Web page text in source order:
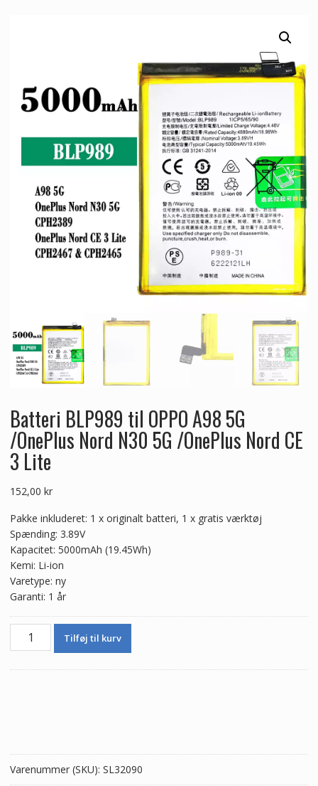
Batteri BLP989 til OPPO A98 5G
/OnePlus Nord N30 5G /OnePlus Nord CE
3 Lite
152,00 kr
Pakke inkluderet: 1 x originalt batteri, 1 x gratis værktøj
Spænding: 3.89V
Kapacitet: 5000mAh (19.45Wh)
Kemi: Li-ion
Varetype: ny
Garanti: 1 år
Batteri
BLP989
N30
5G
Tilføj til kurv
Varenummer (SKU): SL32090